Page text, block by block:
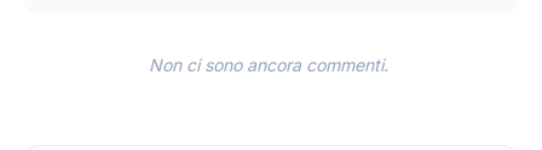
Non ci sono ancora commenti.